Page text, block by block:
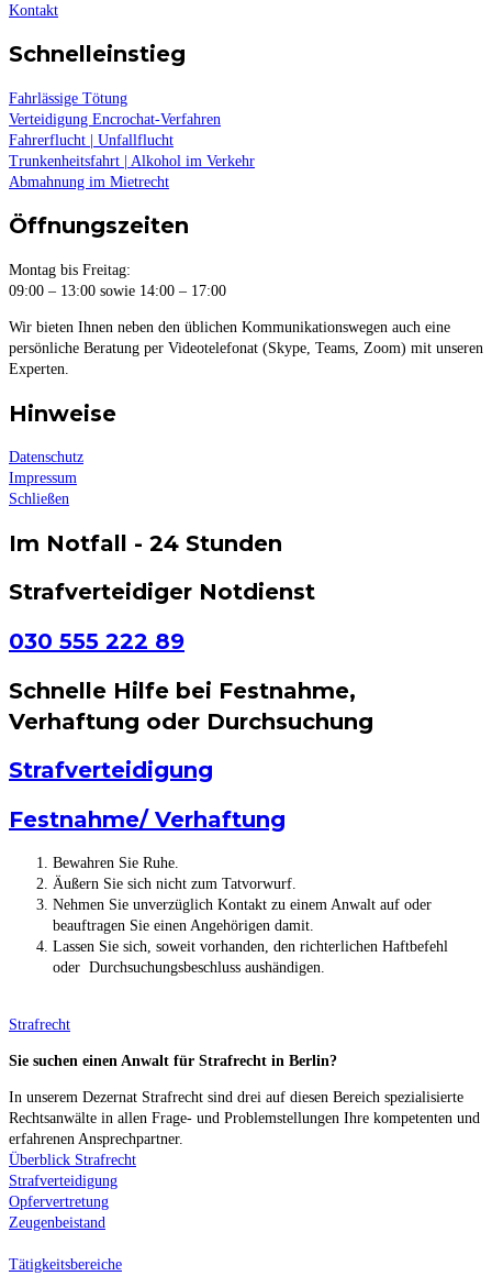
Kontakt
Schnelleinstieg
Fahrlässige Tötung
Verteidigung Encrochat-Verfahren
Fahrerflucht | Unfallflucht
Trunkenheitsfahrt | Alkohol im Verkehr
Abmahnung im Mietrecht
Öffnungszeiten
Montag bis Freitag:
09:00 – 13:00 sowie 14:00 – 17:00
Wir bieten Ihnen neben den üblichen Kommunikationswegen auch eine
persönliche Beratung per Videotelefonat (Skype, Teams, Zoom) mit unseren
Experten.
Hinweise
Datenschutz
Impressum
Schließen
Im Notfall - 24 Stunden
Strafverteidiger Notdienst
030 555 222 89
Schnelle Hilfe bei Festnahme,
Verhaftung oder Durchsuchung
Strafverteidigung
Festnahme/ Verhaftung
Bewahren Sie Ruhe.
Äußern Sie sich nicht zum Tatvorwurf.
Nehmen Sie unverzüglich Kontakt zu einem Anwalt auf oder
beauftragen Sie einen Angehörigen damit.
Lassen Sie sich, soweit vorhanden, den richterlichen Haftbefehl
oder Durchsuchungsbeschluss aushändigen.
Strafrecht
Sie suchen einen Anwalt für Strafrecht in Berlin?
In unserem Dezernat Strafrecht sind drei auf diesen Bereich spezialisierte
Rechtsanwälte in allen Frage- und Problemstellungen Ihre kompetenten und
erfahrenen Ansprechpartner.
Überblick Strafrecht
Strafverteidigung
Opfervertretung
Zeugenbeistand
Tätigkeitsbereiche